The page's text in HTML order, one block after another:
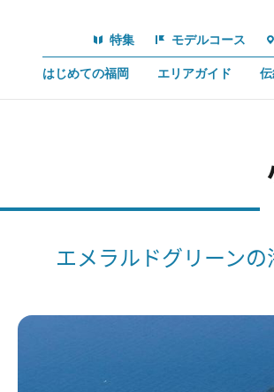
特集 モデルコース
はじめての福岡 エリアガイド
エメラルドグリーン